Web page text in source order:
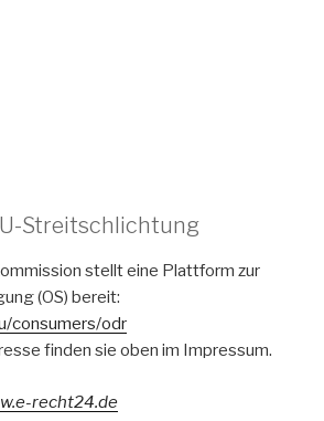
Streitschlichtung
stellt eine Plattform zur
(OS) bereit:
consumers/odr
finden sie oben im Impressum.
recht24.de